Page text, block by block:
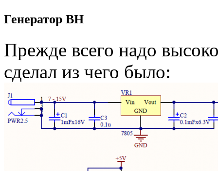
Генератор ВН
Прежде всего надо
сделал из чего было: